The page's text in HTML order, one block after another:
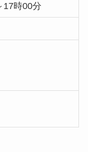
17時00分